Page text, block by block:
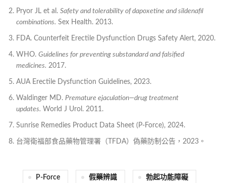
Pryor JL et al. Safety and tolerability of dapoxetine and sildenafil
combinations. Sex Health. 2013.
FDA. Counterfeit Erectile Dysfunction Drugs Safety Alert, 2020.
WHO. Guidelines for preventing substandard and falsified
medicines. 2017.
AUA Erectile Dysfunction Guidelines, 2023.
Waldinger MD. Premature ejaculation—drug treatment
updates. World J Urol. 2011.
Sunrise Remedies Product Data Sheet (P-Force), 2024.
台灣衛福部食品藥物管理署（TFDA）偽藥防制公告，2023。
P-Force 假藥辨識 勃起功能障礙